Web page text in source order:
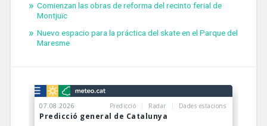
Comienzan las obras de reforma del recinto ferial de
Montjuïc
Nuevo espacio para la práctica del skate en el Parque del
Maresme